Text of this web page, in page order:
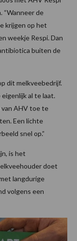
“Wanneer de
krijgen op het
weekje Respi. Dan
buiten de
dit melkveebedrijf.
eigenlijk al te laat.
AHV toe te
Een lichte
snel op.”
is het
doet
langdurige
volgens een